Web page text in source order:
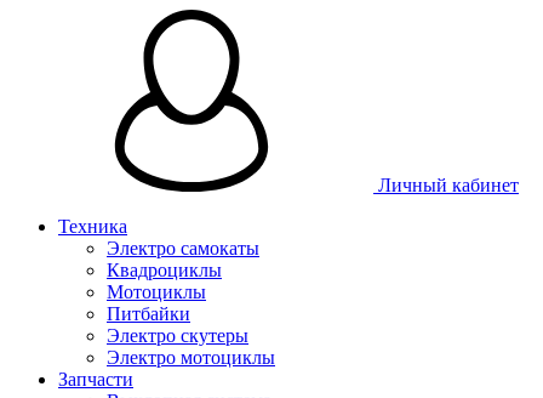
Личный кабинет
Техника
Электро самокаты
Квадроциклы
Мотоциклы
Питбайки
Электро скутеры
Электро мотоциклы
Запчасти